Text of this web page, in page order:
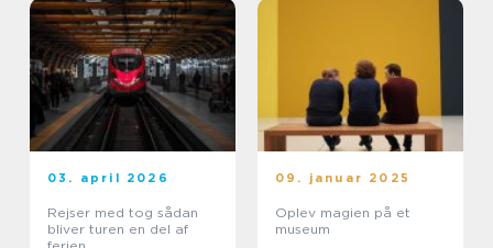
03. april 2026
Rejser med tog sådan
bliver turen en del af
09. januar 2025
Oplev magien på et
museum